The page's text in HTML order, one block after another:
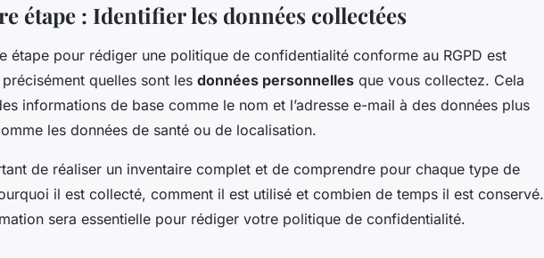
étape : Identifier les données collectées
étape pour rédiger une politique de confidentialité conforme au RGPD est
quelles sont les données personnelles que vous collectez. Cela
informations de base comme le nom et l’adresse e-mail à des données plus
les données de santé ou de localisation.
de réaliser un inventaire complet et de comprendre pour chaque type de
il est collecté, comment il est utilisé et combien de temps il est conservé.
sera essentielle pour rédiger votre politique de confidentialité.